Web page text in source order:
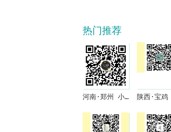
热门推荐
河南·郑州 小一商圈 与君商祺 免费入驻啦